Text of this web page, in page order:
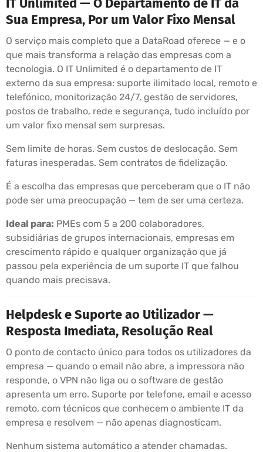
IT Unlimited — O Departamento de IT da
Sua Empresa, Por um Valor Fixo Mensal
O serviço mais completo que a DataRoad oferece — e o
que mais transforma a relação das empresas com a
tecnologia. O IT Unlimited é o departamento de IT
externo da sua empresa: suporte ilimitado local, remoto e
telefónico, monitorização 24/7, gestão de servidores,
postos de trabalho, rede e segurança, tudo incluído por
um valor fixo mensal sem surpresas.
Sem limite de horas. Sem custos de deslocação. Sem
faturas inesperadas. Sem contratos de fidelização.
É a escolha das empresas que perceberam que o IT não
pode ser uma preocupação — tem de ser uma certeza.
Ideal para: PMEs com 5 a 200 colaboradores,
subsidiárias de grupos internacionais, empresas em
crescimento rápido e qualquer organização que já
passou pela experiência de um suporte IT que falhou
quando mais precisava.
Helpdesk e Suporte ao Utilizador —
Resposta Imediata, Resolução Real
O ponto de contacto único para todos os utilizadores da
empresa — quando o email não abre, a impressora não
responde, o VPN não liga ou o software de gestão
apresenta um erro. Suporte por telefone, email e acesso
remoto, com técnicos que conhecem o ambiente IT da
empresa e resolvem — não apenas diagnosticam.
Nenhum sistema automático a atender chamadas.